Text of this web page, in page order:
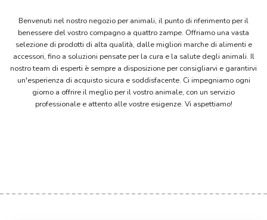
Benvenuti nel nostro negozio per animali, il punto di riferimento per il
benessere del vostro compagno a quattro zampe. Offriamo una vasta
selezione di prodotti di alta qualità, dalle migliori marche di alimenti e
accessori, fino a soluzioni pensate per la cura e la salute degli animali. Il
nostro team di esperti è sempre a disposizione per consigliarvi e garantirvi
un'esperienza di acquisto sicura e soddisfacente. Ci impegniamo ogni
giorno a offrire il meglio per il vostro animale, con un servizio
professionale e attento alle vostre esigenze. Vi aspettiamo!